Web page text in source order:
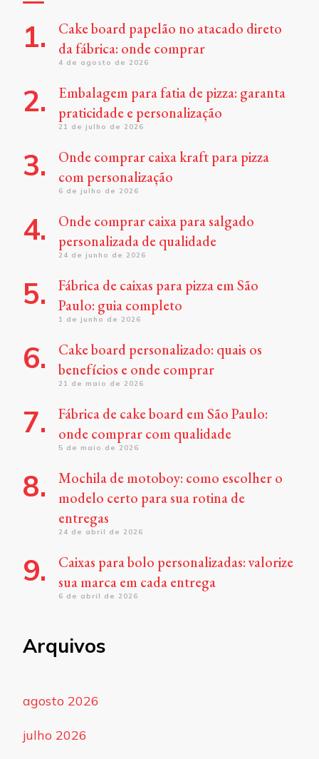
Cake board papelão no atacado direto
da fábrica: onde comprar
4 de agosto de 2026
Embalagem para fatia de pizza: garanta
praticidade e personalização
21 de julho de 2026
Onde comprar caixa kraft para pizza
com personalização
6 de julho de 2026
Onde comprar caixa para salgado
personalizada de qualidade
24 de junho de 2026
Fábrica de caixas para pizza em São
Paulo: guia completo
1 de junho de 2026
Cake board personalizado: quais os
benefícios e onde comprar
21 de maio de 2026
Fábrica de cake board em São Paulo:
onde comprar com qualidade
5 de maio de 2026
Mochila de motoboy: como escolher o
modelo certo para sua rotina de
entregas
24 de abril de 2026
Caixas para bolo personalizadas: valorize
sua marca em cada entrega
6 de abril de 2026
Arquivos
agosto 2026
julho 2026